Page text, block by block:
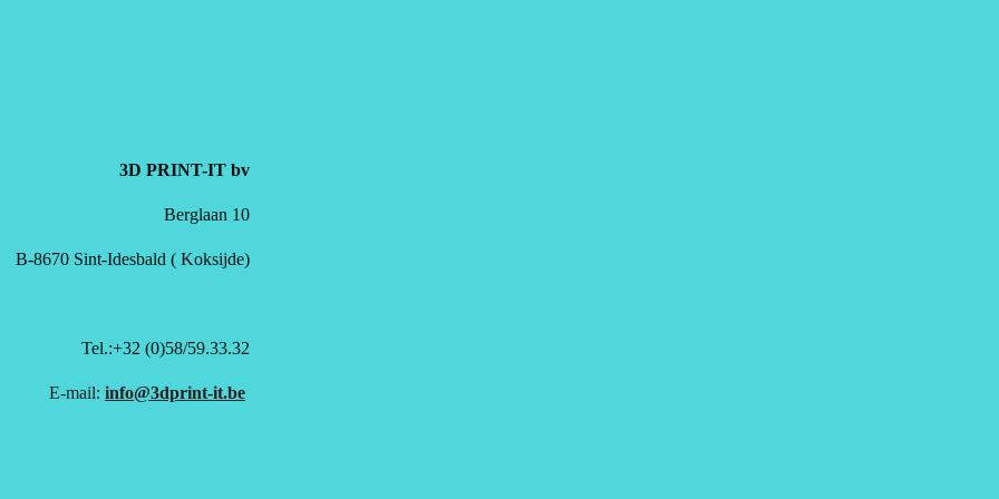
3D PRINT-IT bv
Berglaan 10
B-8670 Sint-Idesbald ( Koksijde)
Tel.:+32 (0)58/59.33.32
E-mail: info@3dprint-it.be